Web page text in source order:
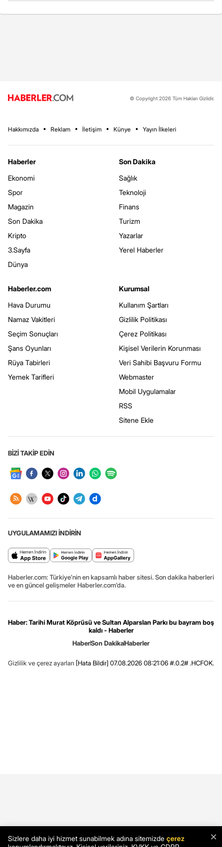
© Copyright 2026 Tüm Hakları Gizlidir.
Hakkımızda Reklam İletişim Künye Yayın İlkeleri
Haberler
Ekonomi
Spor
Magazin
Son Dakika
Kripto
3.Sayfa
Dünya
Son Dakika
Sağlık
Teknoloji
Finans
Turizm
Yazarlar
Yerel Haberler
Haberler.com
Hava Durumu
Namaz Vakitleri
Seçim Sonuçları
Şans Oyunları
Rüya Tabirleri
Yemek Tarifleri
Kurumsal
Kullanım Şartları
Gizlilik Politikası
Çerez Politikası
Kişisel Verilerin Korunması
Veri Sahibi Başvuru Formu
Webmaster
Mobil Uygulamalar
RSS
Sitene Ekle
BİZİ TAKİP EDİN
UYGULAMAMIZI İNDİRİN
Haberler.com: Türkiye’nin en kapsamlı haber sitesi. Son dakika haberleri
ve en güncel gelişmeler Haberler.com’da.
Haber: Tarihi Murat Köprüsü ve Sultan Alparslan Parkı bu bayram boş
kaldı - Haberler
HaberSon DakikaHaberler
Gizlilik ve çerez ayarları [Hata Bildir] 07.08.2026 08:21:06 #.0.2# .HCFOK.
×
Sizlere daha iyi hizmet sunabilmek adına sitemizde çerez